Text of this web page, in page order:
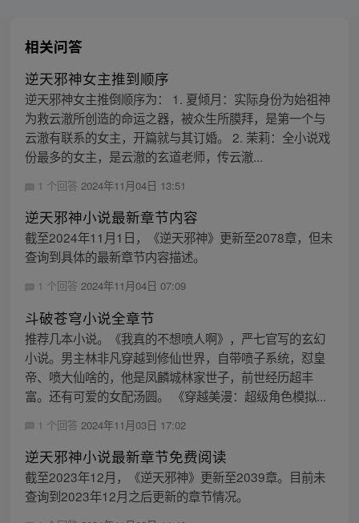
相关问答
逆天邪神女主推到顺序
逆天邪神女主推倒顺序为： 1. 夏倾月：实际身份为始祖神
为救云澈所创造的命运之器，被众生所膜拜，是第一个与
云澈有联系的女主，开篇就与其订婚。 2. 茉莉：全小说戏
份最多的女主，是云澈的玄道老师，传云澈...
1 个回答 2024年11月04日 13:51
逆天邪神小说最新章节内容
截至2024年11月1日，《逆天邪神》更新至2078章，但未
查询到具体的最新章节内容描述。
1 个回答 2024年11月04日 07:09
斗破苍穹小说全章节
推荐几本小说。《我真的不想喷人啊》，严七官写的玄幻
小说。男主林非凡穿越到修仙世界，自带喷子系统，怼皇
帝、喷大仙啥的，他是凤麟城林家世子，前世经历超丰
富。还有可爱的女配汤圆。 《穿越美漫：超级角色模拟...
1 个回答 2024年11月03日 17:02
逆天邪神小说最新章节免费阅读
截至2023年12月，《逆天邪神》更新至2039章。目前未
查询到2023年12月之后更新的章节情况。